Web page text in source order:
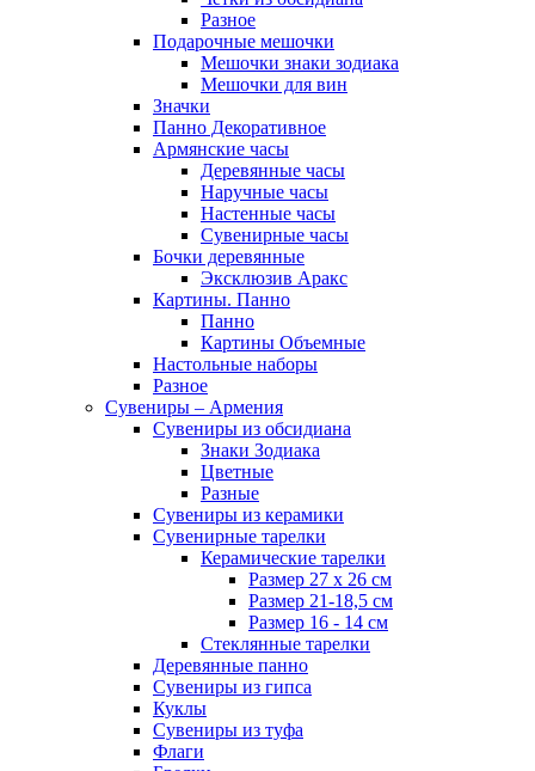
Разное
Подарочные мешочки
Мешочки знаки зодиака
Мешочки для вин
Значки
Панно Декоративное
Армянские часы
Деревянные часы
Наручные часы
Настенные часы
Сувенирные часы
Бочки деревянные
Эксклюзив Аракс
Картины. Панно
Панно
Картины Объемные
Настольные наборы
Разное
Сувениры – Армения
Сувениры из обсидиана
Знаки Зодиака
Цветные
Разные
Сувениры из керамики
Сувенирные тарелки
Керамические тарелки
Размер 27 х 26 см
Размер 21-18,5 см
Размер 16 - 14 см
Стеклянные тарелки
Деревянные панно
Сувениры из гипса
Куклы
Сувениры из туфа
Флаги